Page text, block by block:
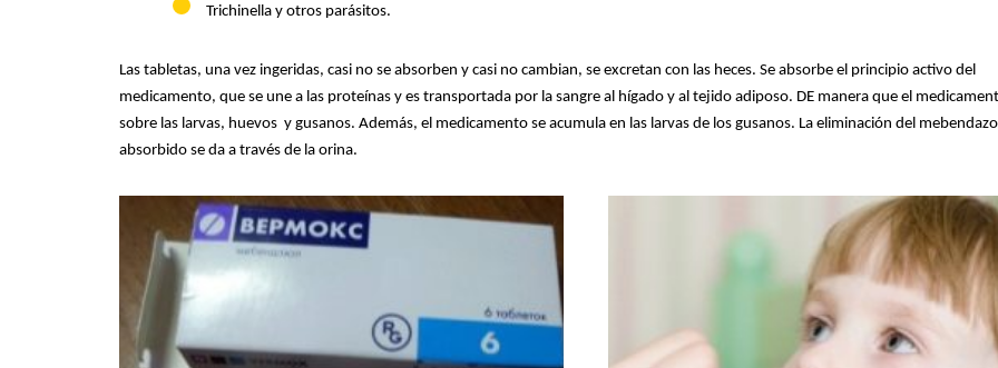
Trichinella y otros parásitos.
Las tabletas, una vez ingeridas, casi no se absorben y casi no cambian, se excretan con las heces. Se absorbe el principio activo del
medicamento, que se une a las proteínas y es transportada por la sangre al hígado y al tejido adiposo. DE manera que el
sobre las larvas, huevos y gusanos. Además, el medicamento se acumula en las larvas de los gusanos. La eliminación del
absorbido se da a través de la orina.